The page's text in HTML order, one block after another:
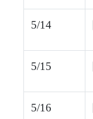
5/14
5/15
5/16